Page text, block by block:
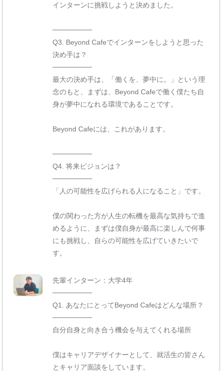
インターンに挑戦しようと決めました。
────────
Q3. Beyond Cafeでインターンをしようと思った
決め手は？
────────
最大の決め手は、「働くを、夢中に。」という理
念のもと、まずは、Beyond Cafeで働く僕たち自
身が夢中になれる環境であることです。
Beyond Cafeには、これがあります。
────────
Q4. 将来ビジョンは？
────────
「人の可能性を広げられる人になること」です。
僕の関わった方が人生の転機を最高な気持ちで進
めるように、まずは僕自身が最高に楽しんで何事
にも挑戦し、自らの可能性を広げていきたいで
す。
先輩インターン：大学4年
────────
Q1. あなたにとってBeyond Cafeはどんな場所？
────────
自分自身と向き合う機会を与えてくれる場所
僕はキャリアデザイナーとして、就活生の皆さん
とキャリア面談をしています。